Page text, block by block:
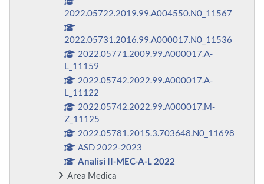
2022.05722.2019.99.A004550.N0_11567
2022.05731.2016.99.A000017.N0_11536
2022.05771.2009.99.A000017.A-
L_11159
2022.05742.2022.99.A000017.A-
L_11122
2022.05742.2022.99.A000017.M-
Z_11125
2022.05781.2015.3.703648.N0_11698
ASD 2022-2023
Analisi II-MEC-A-L 2022
Area Medica